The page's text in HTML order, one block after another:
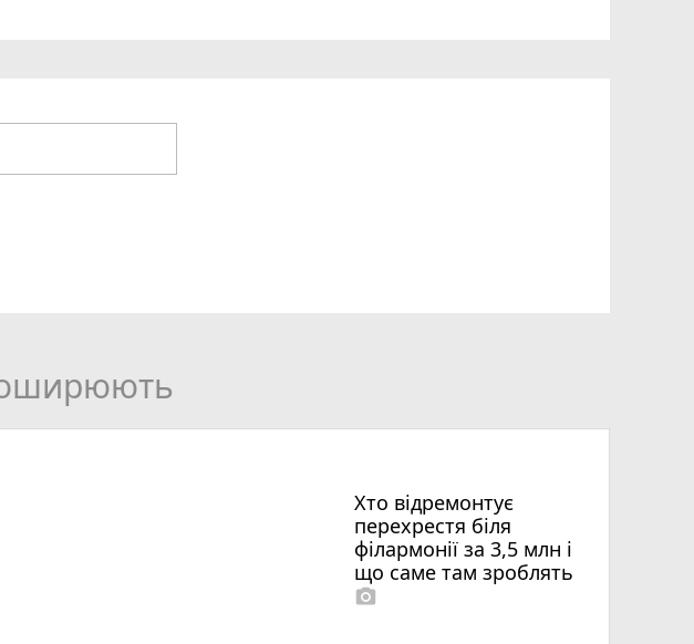
Хто відремонтує
перехрестя біля
філармонії за 3,5 млн і
що саме там зроблять
photo_camera